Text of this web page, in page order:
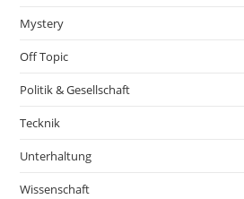
Mystery
Off Topic
Politik & Gesellschaft
Tecknik
Unterhaltung
Wissenschaft